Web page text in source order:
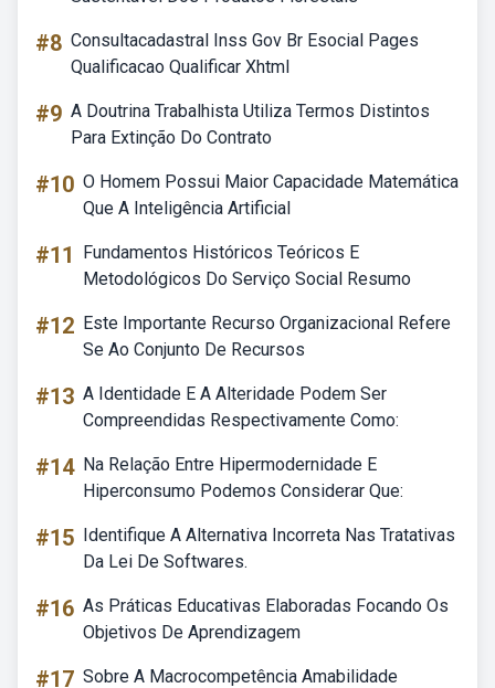
#8 Consultacadastral Inss Gov Br Esocial Pages
Qualificacao Qualificar Xhtml
#9 A Doutrina Trabalhista Utiliza Termos Distintos
Para Extinção Do Contrato
#10 O Homem Possui Maior Capacidade Matemática
Que A Inteligência Artificial
#11
Fundamentos Históricos Teóricos E
Metodológicos Do Serviço Social Resumo
#12 Este Importante Recurso Organizacional Refere
Se Ao Conjunto De Recursos
#13 A Identidade E A Alteridade Podem Ser
Compreendidas Respectivamente Como:
#14 Na Relação Entre Hipermodernidade E
Hiperconsumo Podemos Considerar Que:
#15 Identifique A Alternativa Incorreta Nas Tratativas
Da Lei De Softwares.
#16 As Práticas Educativas Elaboradas Focando Os
Objetivos De Aprendizagem
#17 Sobre A Macrocompetência Amabilidade